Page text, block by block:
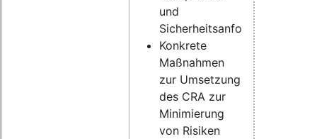
und
Sicherheitsanforderungen
Konkrete
Maßnahmen
zur Umsetzung
des CRA zur
Minimierung
von Risiken